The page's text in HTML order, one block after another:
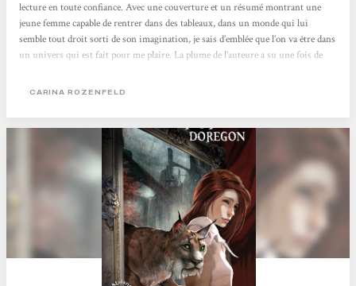
lecture en toute confiance. Avec une couverture et un résumé montrant une
jeune femme capable de rentrer dans des tableaux, dans un monde qui lui
semble tout droit sorti de son imagination, je sais d’emblée que l’on va être dans
un univers qui est fait pour me plaire. La plume de l’auteure a su une fois de
merveilleux décors décrits à travers les tableaux de Mia. Mia et Josh sont tout
CARINA ROZENFELD